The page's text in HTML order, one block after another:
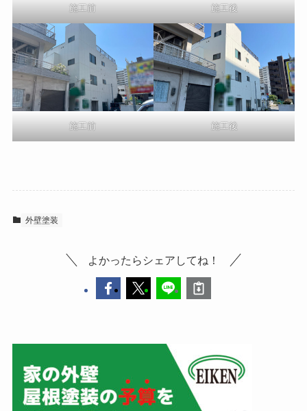
施工前 施工後
施工前 施工後
外壁塗装
よかったらシェアしてね！